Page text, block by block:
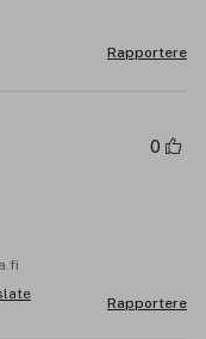
Rapportere
0
Rapportere